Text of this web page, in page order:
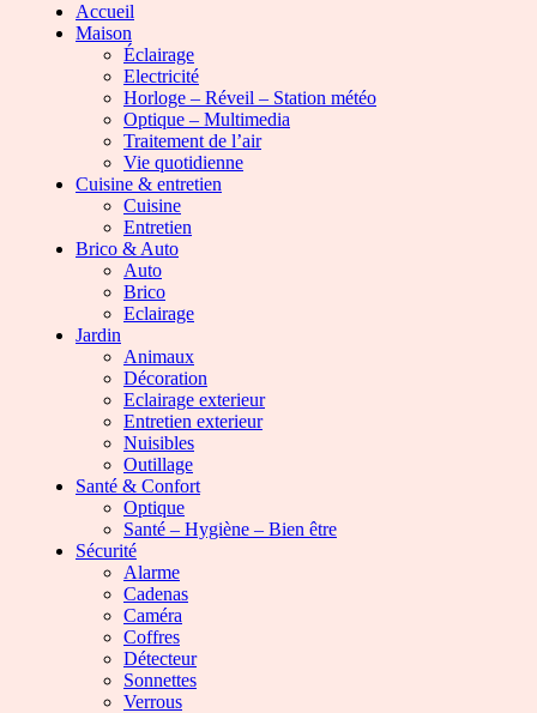
Accueil
Maison
Éclairage
Electricité
Horloge – Réveil – Station météo
Optique – Multimedia
Traitement de l’air
Vie quotidienne
Cuisine & entretien
Cuisine
Entretien
Brico & Auto
Auto
Brico
Eclairage
Jardin
Animaux
Décoration
Eclairage exterieur
Entretien exterieur
Nuisibles
Outillage
Santé & Confort
Optique
Santé – Hygiène – Bien être
Sécurité
Alarme
Cadenas
Caméra
Coffres
Détecteur
Sonnettes
Verrous